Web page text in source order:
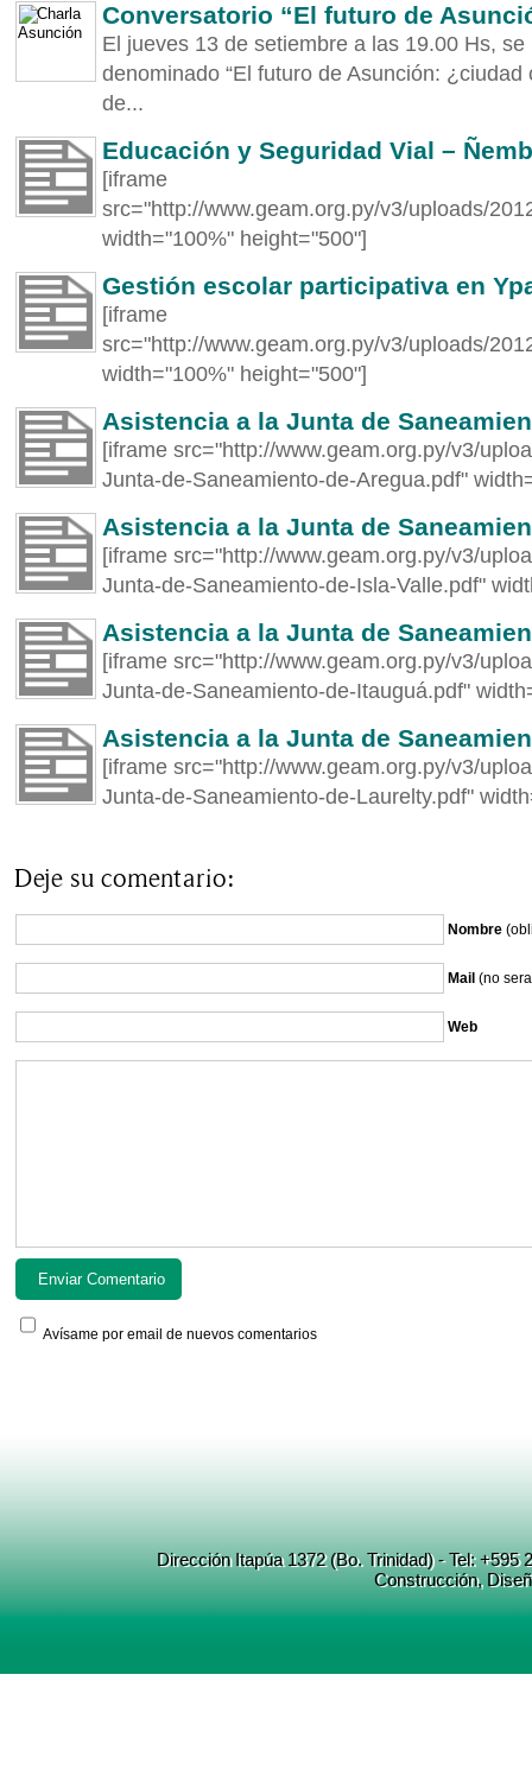
Conversatorio “El futuro de
El jueves 13 de setiembre a las 19.00 Hs,
denominado “El futuro de Asunción:
de...
Educación y Seguridad Vial –
[iframe
src="http://www.geam.org.py/v3/uploads/
width="100%" height="500"]
Gestión escolar participativa en
[iframe
src="http://www.geam.org.py/v3/uploads/
width="100%" height="500"]
Asistencia a la Junta de
[iframe src="http://www.geam.org.py/v3/
Junta-de-Saneamiento-de-Aregua.pdf"
Asistencia a la Junta de
[iframe src="http://www.geam.org.py/v3/
Junta-de-Saneamiento-de-Isla-Valle.pdf"
Asistencia a la Junta de
[iframe src="http://www.geam.org.py/v3/
Junta-de-Saneamiento-de-Itauguá.pdf"
Asistencia a la Junta de
[iframe src="http://www.geam.org.py/v3/
Junta-de-Saneamiento-de-Laurelty.pdf"
Deje su comentario:
Nombre
Mail (no
Web
Avísame por email de nuevos comentarios
Dirección Itapúa 1372 (Bo. Trinidad) - Tel:
Construcción,